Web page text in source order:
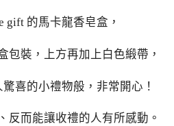
gift 的馬卡龍香皂盒，
包裝，上方再加上白色緞帶，
喜的小禮物般，非常開心！
反而能讓收禮的人有所感動。